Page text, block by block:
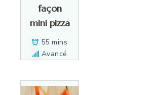
façon
mini pizza
55 mins
Avancé